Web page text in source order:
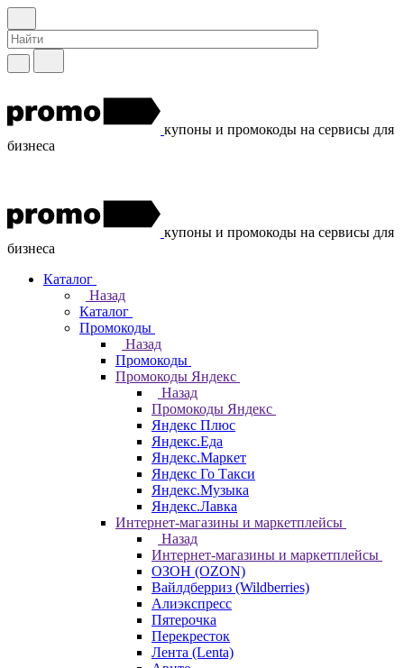
купоны и промокоды на сервисы для
бизнеса
купоны и промокоды на сервисы для
бизнеса
Каталог
Назад
Каталог
Промокоды
Назад
Промокоды
Промокоды Яндекс
Назад
Промокоды Яндекс
Яндекс Плюс
Яндекс.Еда
Яндекс.Маркет
Яндекс Го Такси
Яндекс.Музыка
Яндекс.Лавка
Интернет-магазины и маркетплейсы
Назад
Интернет-магазины и маркетплейсы
ОЗОН (OZON)
Вайлдберриз (Wildberries)
Алиэкспресс
Пятерочка
Перекресток
Лента (Lenta)